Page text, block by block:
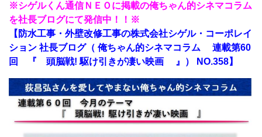
※シゲルくん通信ＮＥＯに掲載の俺ちゃん的シネマコラム
を社長ブログにて発信中！！※
【防水工事・外壁改修工事の株式会社シゲル・コーポレイ
ション 社長ブログ（ 俺ちゃん的シネマコラム 連載第60
回 『 頭脳戦! 駆け引きが凄い映画 』） NO.358】